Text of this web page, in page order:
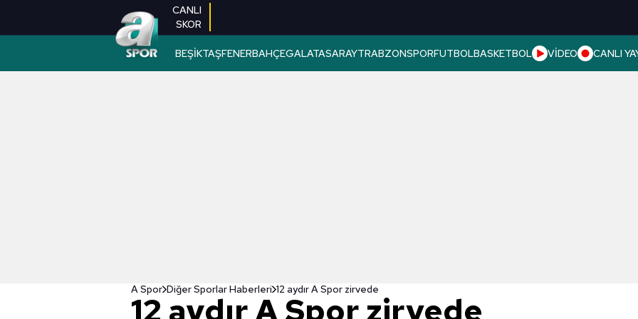
CANLI
SKOR
BEŞİKTAŞFENERBAHÇEGALATASARAYTRABZONSPORFUTBOLBASKETBOL VİDEO CANLI
A Spor Diğer Sporlar Haberleri 12 aydır A Spor zirvede
12 aydır A Spor zirvede